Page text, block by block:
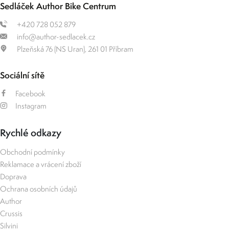
Sedláček Author Bike Centrum
+420 728 052 879
info@author-sedlacek.cz
Plzeňská 76 (NS Uran), 261 01 Příbram
Sociální sítě
Facebook
Instagram
Rychlé odkazy
Obchodní podmínky
Reklamace a vrácení zboží
Doprava
Ochrana osobních údajů
Author
Crussis
Silvini